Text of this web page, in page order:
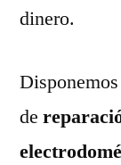
dinero.
de